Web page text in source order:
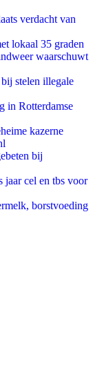
verdacht van
lokaal 35 graden
waarschuwt
stelen illegale
in Rotterdamse
kazerne
bij
jaar cel en tbs voor
borstvoeding